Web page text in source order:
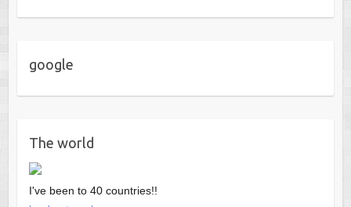
google
The world
I've been to 40 countries!!